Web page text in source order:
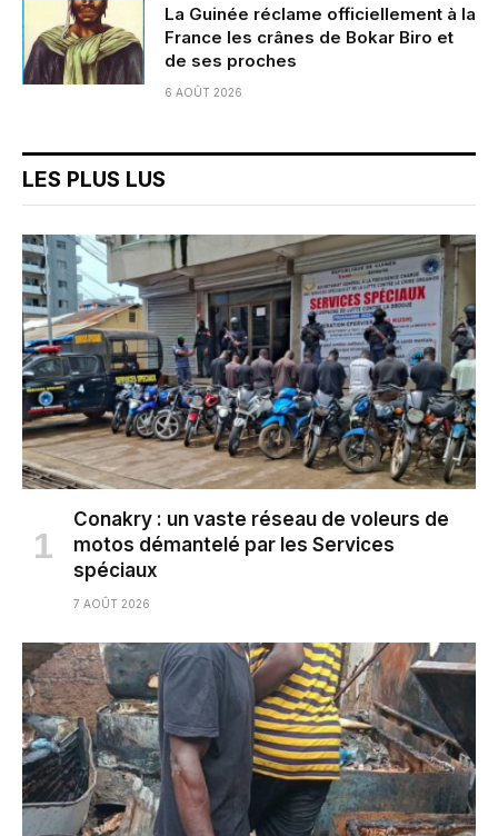
La Guinée réclame officiellement à la
France les crânes de Bokar Biro et
de ses proches
6 AOÛT 2026
LES PLUS LUS
Conakry : un vaste réseau de voleurs de
motos démantelé par les Services
spéciaux
7 AOÛT 2026